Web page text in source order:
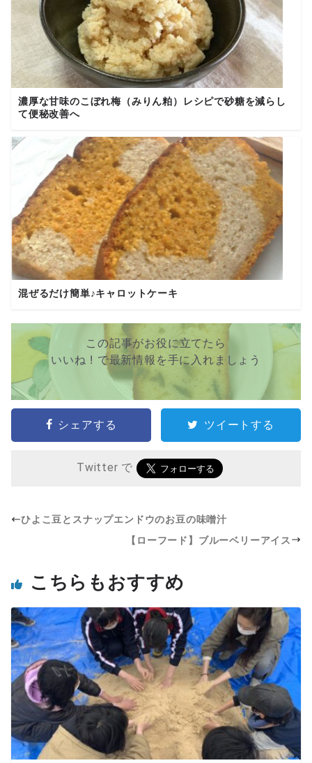
濃厚な甘味のこぼれ梅（みりん粕）レシピで砂糖を減らし
て便秘改善へ
混ぜるだけ簡単♪キャロットケーキ
この記事がお役に立てたら
いいね ! で最新情報を手に入れましょう
シェアする ツイートする
Twitter で
ひよこ豆とスナップエンドウのお豆の味噌汁
【ローフード】ブルーベリーアイス
こちらもおすすめ